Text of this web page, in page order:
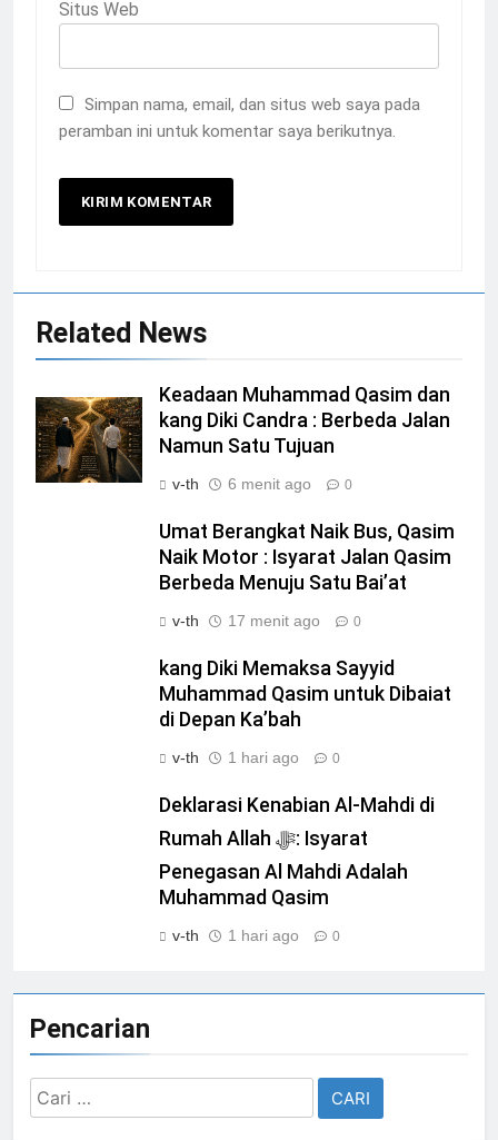
Situs Web
Simpan nama, email, dan situs web saya pada
peramban ini untuk komentar saya berikutnya.
Related News
Keadaan Muhammad Qasim dan
kang Diki Candra : Berbeda Jalan
Namun Satu Tujuan
v-th 6 menit ago 0
Umat Berangkat Naik Bus, Qasim
Naik Motor : Isyarat Jalan Qasim
Berbeda Menuju Satu Bai’at
v-th 17 menit ago 0
kang Diki Memaksa Sayyid
Muhammad Qasim untuk Dibaiat
di Depan Ka’bah
v-th 1 hari ago 0
Deklarasi Kenabian Al-Mahdi di
Rumah Allah ﷻ: Isyarat
Penegasan Al Mahdi Adalah
Muhammad Qasim
v-th 1 hari ago 0
Pencarian
Cari
untuk: